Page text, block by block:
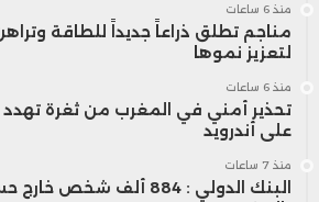
منذ 6 ساعات
مناجم تطلق ذراعاً جديداً للطاقة
لتعزيز نموها
منذ 6 ساعات
على أندرويد
منذ 7 ساعات
البنك الدولي : 884 ألف شخص